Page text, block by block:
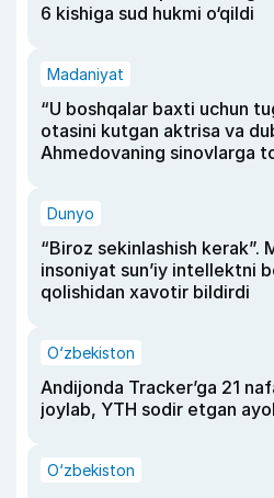
6 kishiga sud hukmi o‘qildi
Madaniyat
“U boshqalar baxti uchun
otasini kutgan aktrisa va
Ahmedovaning sinovlarga
Dunyo
“Biroz sekinlashish kerak”.
insoniyat sun’iy intellektni
qolishidan xavotir bildirdi
O‘zbekiston
Andijonda Tracker’ga 21
joylab, YTH sodir etgan
O‘zbekiston